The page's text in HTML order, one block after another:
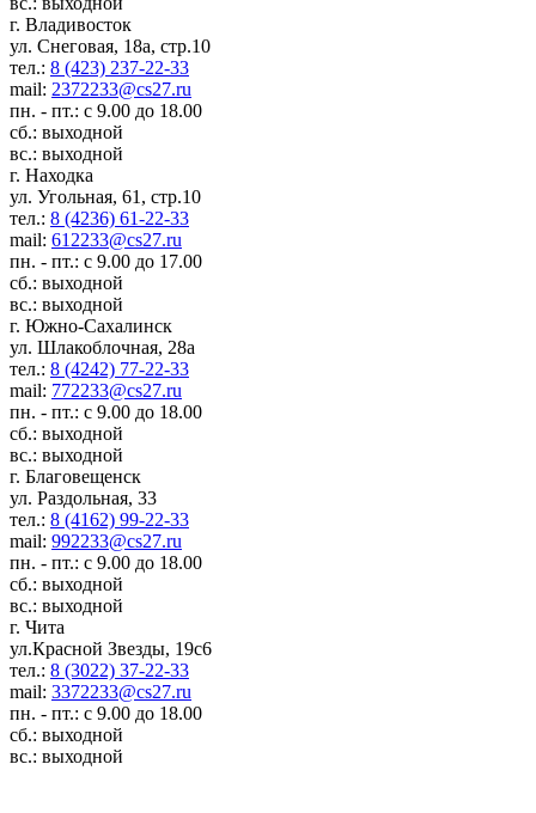
г. Владивосток
ул. Снеговая, 18а, стр.10
тел.: 8 (423) 237-22-33
mail: 2372233@cs27.ru
пн. - пт.: с 9.00 до 18.00
сб.: выходной
вс.: выходной
г. Находка
ул. Угольная, 61, стр.10
тел.: 8 (4236) 61-22-33
mail: 612233@cs27.ru
пн. - пт.: с 9.00 до 17.00
сб.: выходной
вс.: выходной
г. Южно-Сахалинск
ул. Шлакоблочная, 28а
тел.: 8 (4242) 77-22-33
mail: 772233@cs27.ru
пн. - пт.: с 9.00 до 18.00
сб.: выходной
вс.: выходной
г. Благовещенск
ул. Раздольная, 33
тел.: 8 (4162) 99-22-33
mail: 992233@cs27.ru
пн. - пт.: с 9.00 до 18.00
сб.: выходной
вс.: выходной
г. Чита
ул.Красной Звезды, 19с6
тел.: 8 (3022) 37-22-33
mail: 3372233@cs27.ru
пн. - пт.: с 9.00 до 18.00
сб.: выходной
вс.: выходной